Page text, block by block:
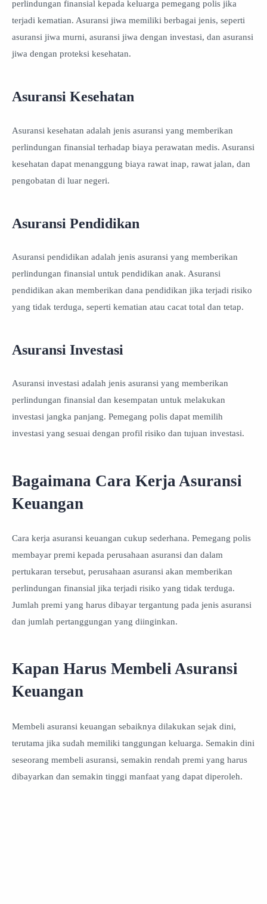
perlindungan finansial kepada keluarga pemegang polis jika
terjadi kematian. Asuransi jiwa memiliki berbagai jenis, seperti
asuransi jiwa murni, asuransi jiwa dengan investasi, dan asuransi
jiwa dengan proteksi kesehatan.
Asuransi Kesehatan
Asuransi kesehatan adalah jenis asuransi yang memberikan
perlindungan finansial terhadap biaya perawatan medis. Asuransi
kesehatan dapat menanggung biaya rawat inap, rawat jalan, dan
pengobatan di luar negeri.
Asuransi Pendidikan
Asuransi pendidikan adalah jenis asuransi yang memberikan
perlindungan finansial untuk pendidikan anak. Asuransi
pendidikan akan memberikan dana pendidikan jika terjadi risiko
yang tidak terduga, seperti kematian atau cacat total dan tetap.
Asuransi Investasi
Asuransi investasi adalah jenis asuransi yang memberikan
perlindungan finansial dan kesempatan untuk melakukan
investasi jangka panjang. Pemegang polis dapat memilih
investasi yang sesuai dengan profil risiko dan tujuan investasi.
Bagaimana Cara Kerja Asuransi
Keuangan
Cara kerja asuransi keuangan cukup sederhana. Pemegang polis
membayar premi kepada perusahaan asuransi dan dalam
pertukaran tersebut, perusahaan asuransi akan memberikan
perlindungan finansial jika terjadi risiko yang tidak terduga.
Jumlah premi yang harus dibayar tergantung pada jenis asuransi
dan jumlah pertanggungan yang diinginkan.
Kapan Harus Membeli Asuransi
Keuangan
Membeli asuransi keuangan sebaiknya dilakukan sejak dini,
terutama jika sudah memiliki tanggungan keluarga. Semakin dini
seseorang membeli asuransi, semakin rendah premi yang harus
dibayarkan dan semakin tinggi manfaat yang dapat diperoleh.